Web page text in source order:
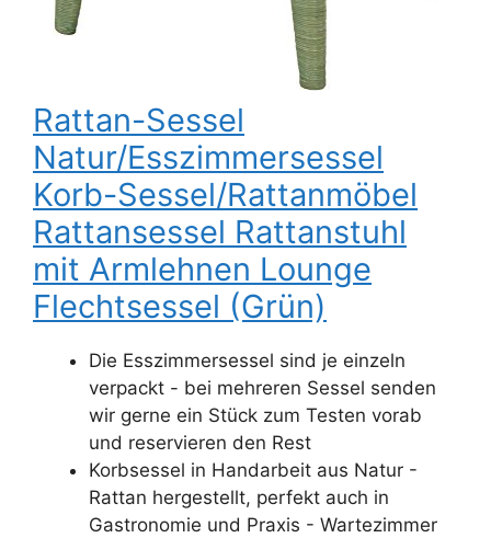
Rattan-Sessel
Natur/Esszimmersessel
Korb-Sessel/Rattanmöbel
Rattansessel Rattanstuhl
mit Armlehnen Lounge
Flechtsessel (Grün)
Die Esszimmersessel sind je einzeln
verpackt - bei mehreren Sessel senden
wir gerne ein Stück zum Testen vorab
und reservieren den Rest
Korbsessel in Handarbeit aus Natur -
Rattan hergestellt, perfekt auch in
Gastronomie und Praxis - Wartezimmer